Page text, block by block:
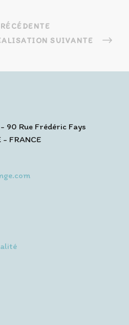
SUIVANTE
90 Rue Frédéric Fays
- FRANCE